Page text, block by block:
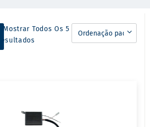
A Mostrar Todos Os 5
Resultados